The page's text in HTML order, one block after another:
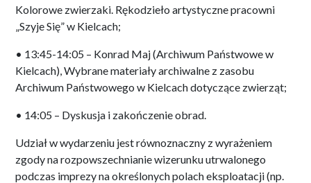
Kolorowe zwierzaki. Rękodzieło artystyczne pracowni
„Szyje Się” w Kielcach;
• 13:45-14:05 – Konrad Maj (Archiwum Państwowe w
Kielcach), Wybrane materiały archiwalne z zasobu
Archiwum Państwowego w Kielcach dotyczące zwierząt;
• 14:05 – Dyskusja i zakończenie obrad.
Udział w wydarzeniu jest równoznaczny z wyrażeniem
zgody na rozpowszechnianie wizerunku utrwalonego
podczas imprezy na określonych polach eksploatacji (np.